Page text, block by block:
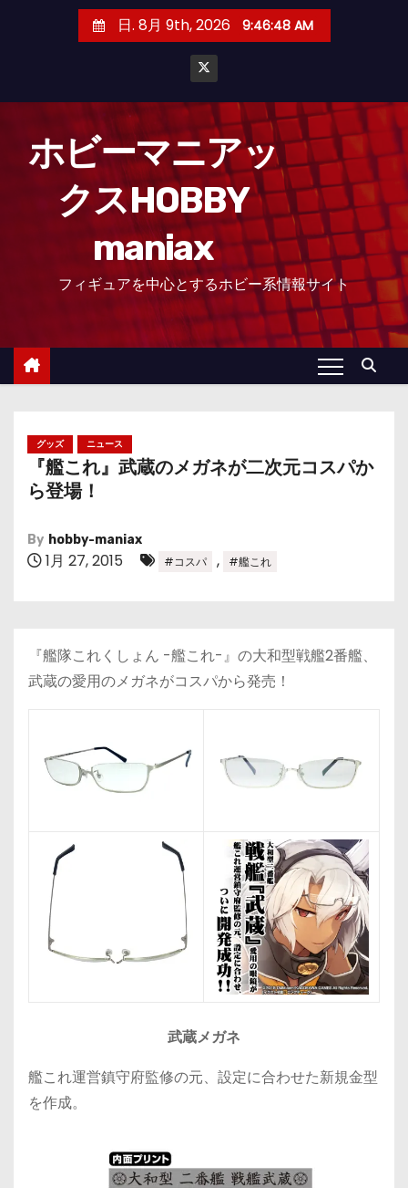
日. 8月 9th, 2026 9:46:49 AM
ホビーマニアッ
クスHOBBY
maniax
フィギュアを中心とするホビー系情報サイト
グッズ ニュース
『艦これ』武蔵のメガネが二次元コスパか
ら登場！
By hobby-maniax
1月 27, 2015 #コスパ , #艦これ
『艦隊これくしょん -艦これ-』の大和型戦艦2番艦、
武蔵の愛用のメガネがコスパから発売！
武蔵メガネ
艦これ運営鎮守府監修の元、設定に合わせた新規金型
を作成。